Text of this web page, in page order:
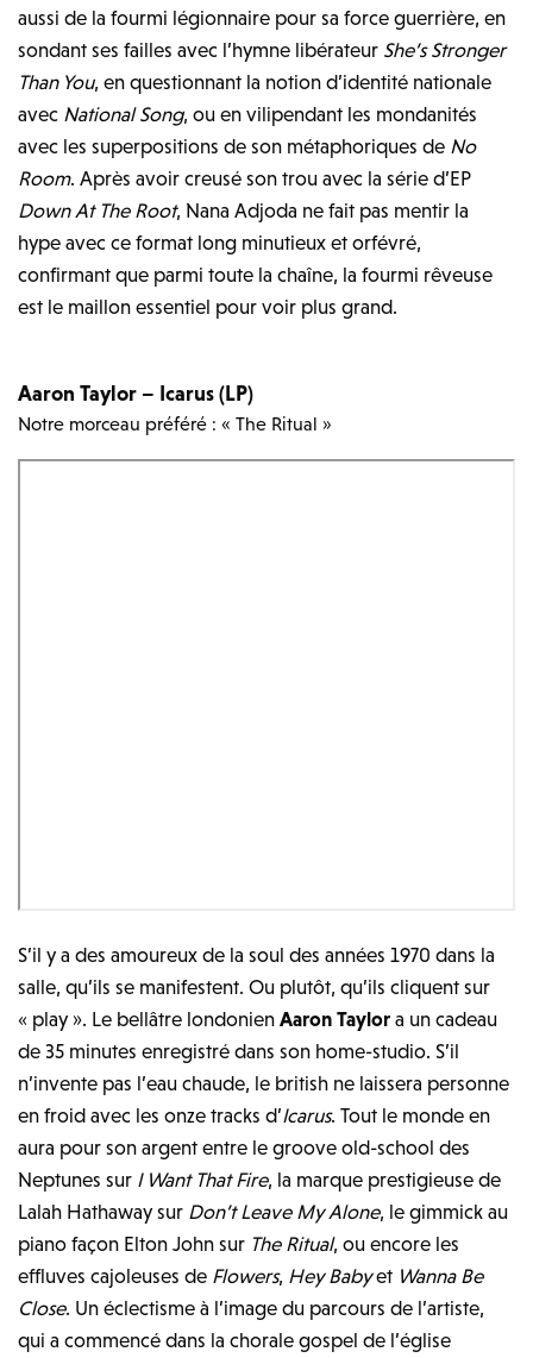
aussi de la fourmi légionnaire pour sa force guerrière, en
sondant ses failles avec l’hymne libérateur She’s Stronger
Than You, en questionnant la notion d’identité nationale
avec National Song, ou en vilipendant les mondanités
avec les superpositions de son métaphoriques de No
Room. Après avoir creusé son trou avec la série d’EP
Down At The Root, Nana Adjoda ne fait pas mentir la
hype avec ce format long minutieux et orfévré,
confirmant que parmi toute la chaîne, la fourmi rêveuse
est le maillon essentiel pour voir plus grand.
Aaron Taylor – Icarus (LP)
Notre morceau préféré : « The Ritual »
S’il y a des amoureux de la soul des années 1970 dans la
salle, qu’ils se manifestent. Ou plutôt, qu’ils cliquent sur
« play ». Le bellâtre londonienAaron Taylor a un cadeau
de 35 minutes enregistré dans son home-studio. S’il
n’invente pas l’eau chaude, le british ne laissera personne
en froid avec les onze tracks d’Icarus. Tout le monde en
aura pour son argent entre le groove old-school des
Neptunes sur I Want That Fire, la marque prestigieuse de
Lalah Hathaway sur Don’t Leave My Alone, le gimmick au
piano façon Elton John sur The Ritual, ou encore les
effluves cajoleuses de Flowers, Hey Babyet Wanna Be
Close. Un éclectisme à l’image du parcours de l’artiste,
qui a commencé dans la chorale gospel de l’église